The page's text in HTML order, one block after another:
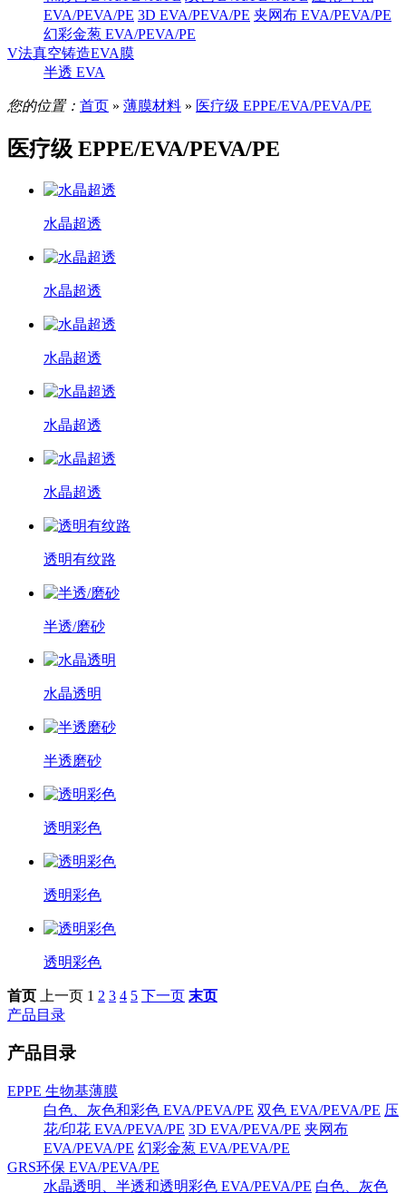
EVA/PEVA/PE 3D EVA/PEVA/PE 夹网布 EVA/PEVA/PE
幻彩金葱 EVA/PEVA/PE
V法真空铸造EVA膜
半透 EVA
您的位置： 首页 » 薄膜材料 » 医疗级 EPPE/EVA/PEVA/PE
医疗级 EPPE/EVA/PEVA/PE
水晶超透
水晶超透
水晶超透
水晶超透
水晶超透
透明有纹路
半透/磨砂
水晶透明
半透磨砂
透明彩色
透明彩色
透明彩色
首页 上一页 1 2 3 4 5 下一页 末页
产品目录
产品目录
EPPE 生物基薄膜
白色、灰色和彩色 EVA/PEVA/PE 双色 EVA/PEVA/PE 压
花/印花 EVA/PEVA/PE 3D EVA/PEVA/PE 夹网布
EVA/PEVA/PE 幻彩金葱 EVA/PEVA/PE
GRS环保 EVA/PEVA/PE
水晶透明、半透和透明彩色 EVA/PEVA/PE 白色、灰色